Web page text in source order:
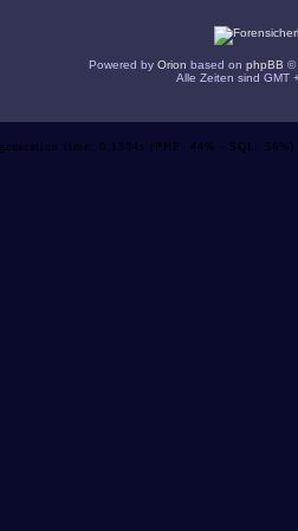
Powered by Orion based on phpBB ©
Alle Zeiten sind GMT
time: 0.1304s (PHP: 44% - SQL: